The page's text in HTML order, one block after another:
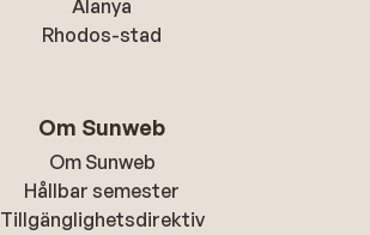
Alanya
Rhodos-stad
Om Sunweb
Om Sunweb
Hållbar semester
Tillgänglighetsdirektiv